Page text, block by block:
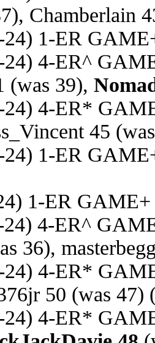
Chamberlain
24) 1-ER
24) 4-ER^
(was 39),
24) 4-ER*
45
24) 1-ER
1-ER
24) 4-ER^
36),
24) 4-ER*
50 (was 47)
24) 4-ER*